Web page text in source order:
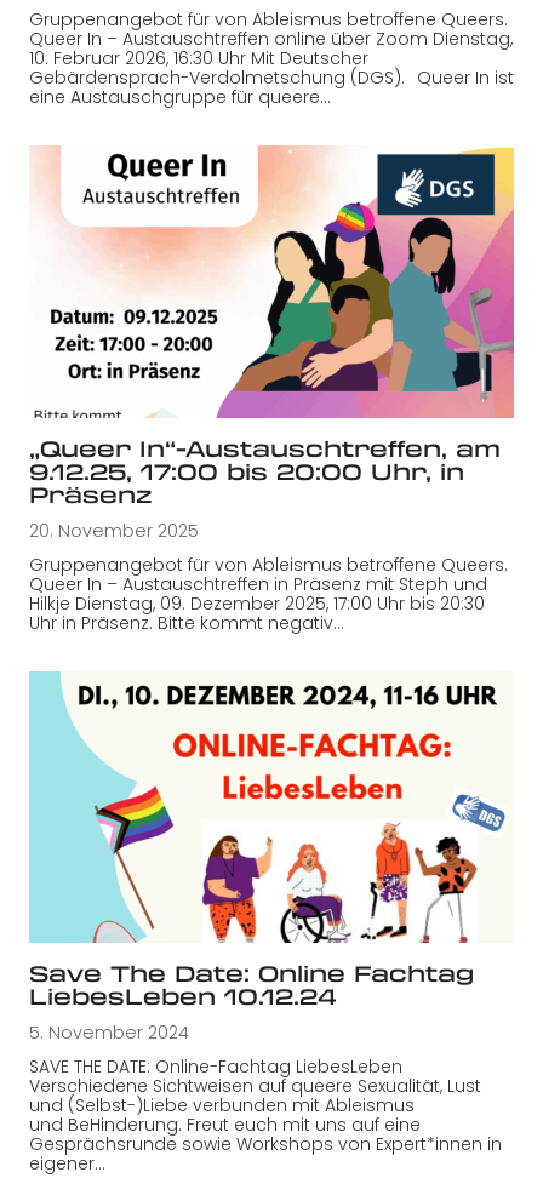
Gruppenangebot für von Ableismus betroffene Queers.
Queer In – Austauschtreffen online über Zoom Dienstag,
10. Februar 2026, 16:30 Uhr Mit Deutscher
Gebärdensprach-Verdolmetschung (DGS). Queer In ist
eine Austauschgruppe für queere…
„Queer In“-Austauschtreffen, am
9.12.25, 17:00 bis 20:00 Uhr, in
Präsenz
20. November 2025
Gruppenangebot für von Ableismus betroffene Queers.
Queer In – Austauschtreffen in Präsenz mit Steph und
Hilkje Dienstag, 09. Dezember 2025, 17:00 Uhr bis 20:30
Uhr in Präsenz. Bitte kommt negativ…
Save The Date: Online Fachtag
LiebesLeben 10.12.24
5. November 2024
SAVE THE DATE: Online-Fachtag LiebesLeben
Verschiedene Sichtweisen auf queere Sexualität, Lust
und (Selbst-)Liebe verbunden mit Ableismus
und BeHinderung. Freut euch mit uns auf eine
Gesprächsrunde sowie Workshops von Expert*innen in
eigener…